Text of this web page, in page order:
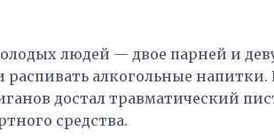
людей — двое парней и
алкогольные напитки.
достал травматический
средства.